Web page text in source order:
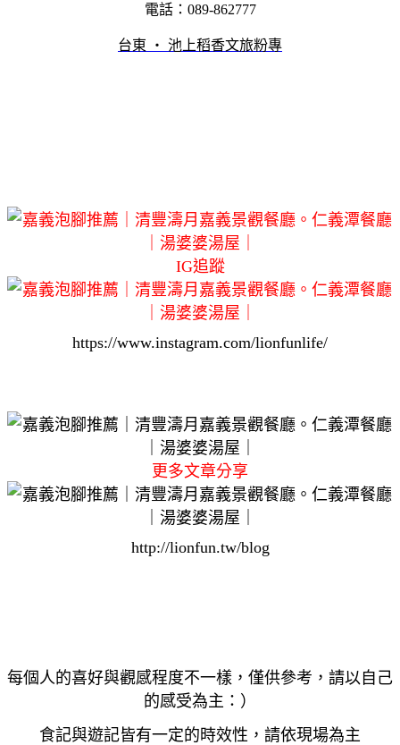
電話：089-862777
台東 ‧ 池上稻香文旅粉專
IG追蹤
https://www.instagram.com/lionfunlife/
更多文章分享
http://lionfun.tw/blog
每個人的喜好與觀感程度不一樣，僅供參考，請以自己
的感受為主：）
食記與遊記皆有一定的時效性，請依現場為主